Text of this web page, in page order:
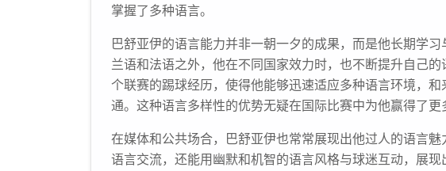
掌握了多种语言。
巴舒亚伊的语言能力并非一朝一夕的成果，而是他长期学
兰语和法语之外，他在不同国家效力时，也不断提升自己
个联赛的踢球经历，使得他能够迅速适应多种语言环境，
通。这种语言多样性的优势无疑在国际比赛中为他赢得了更
在媒体和公共场合，巴舒亚伊也常常展现出他过人的语言
语言交流，还能用幽默和机智的语言风格与球迷互动，展